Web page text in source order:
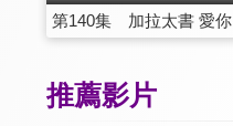
推薦影片